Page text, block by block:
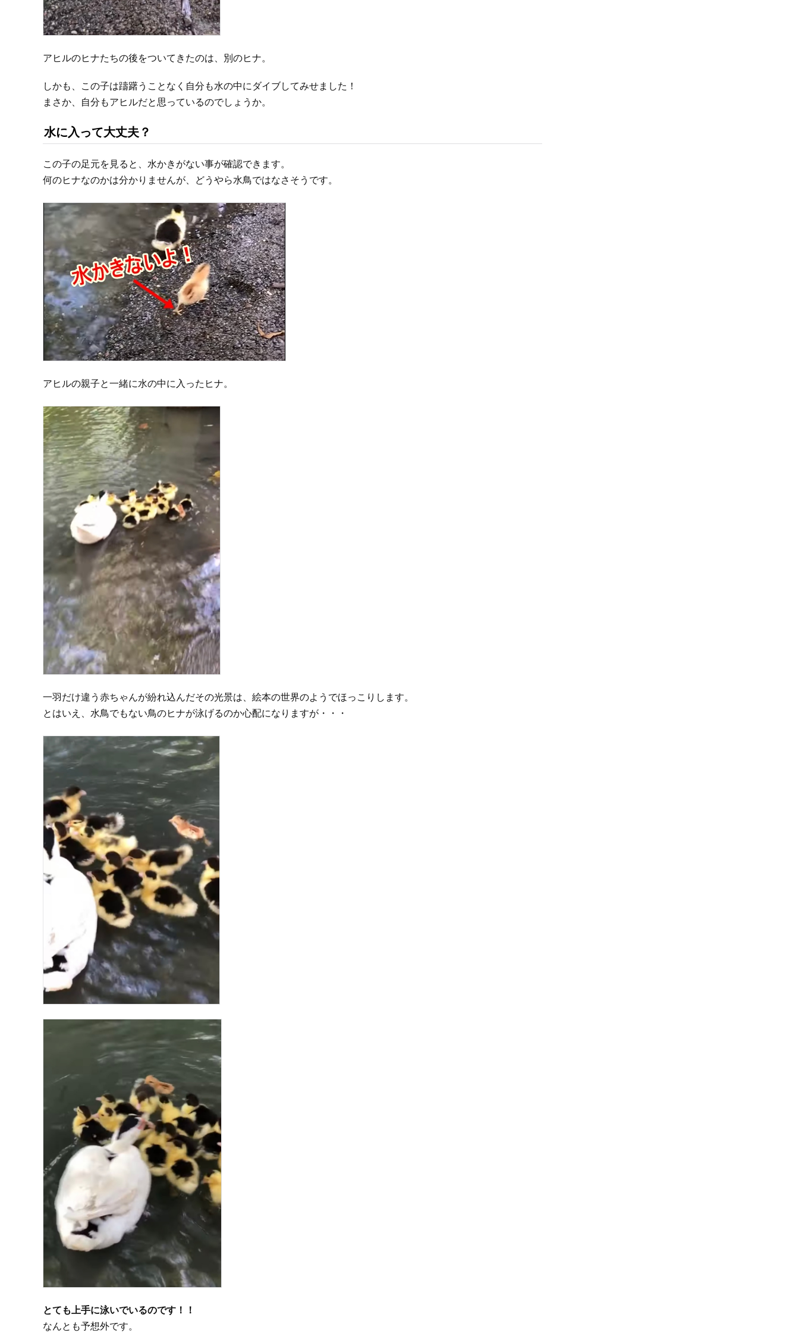
アヒルのヒナたちの後をついてきたのは、別のヒナ。
しかも、この子は躊躇うことなく自分も水の中にダイブしてみせました！
まさか、自分もアヒルだと思っているのでしょうか。
水に入って大丈夫？
この子の足元を見ると、水かきがない事が確認できます。
何のヒナなのかは分かりませんが、どうやら水鳥ではなさそうです。
アヒルの親子と一緒に水の中に入ったヒナ。
一羽だけ違う赤ちゃんが紛れ込んだその光景は、絵本の世界のようでほっこりします。
とはいえ、水鳥でもない鳥のヒナが泳げるのか心配になりますが・・・
とても上手に泳いでいるのです！！
なんとも予想外です。